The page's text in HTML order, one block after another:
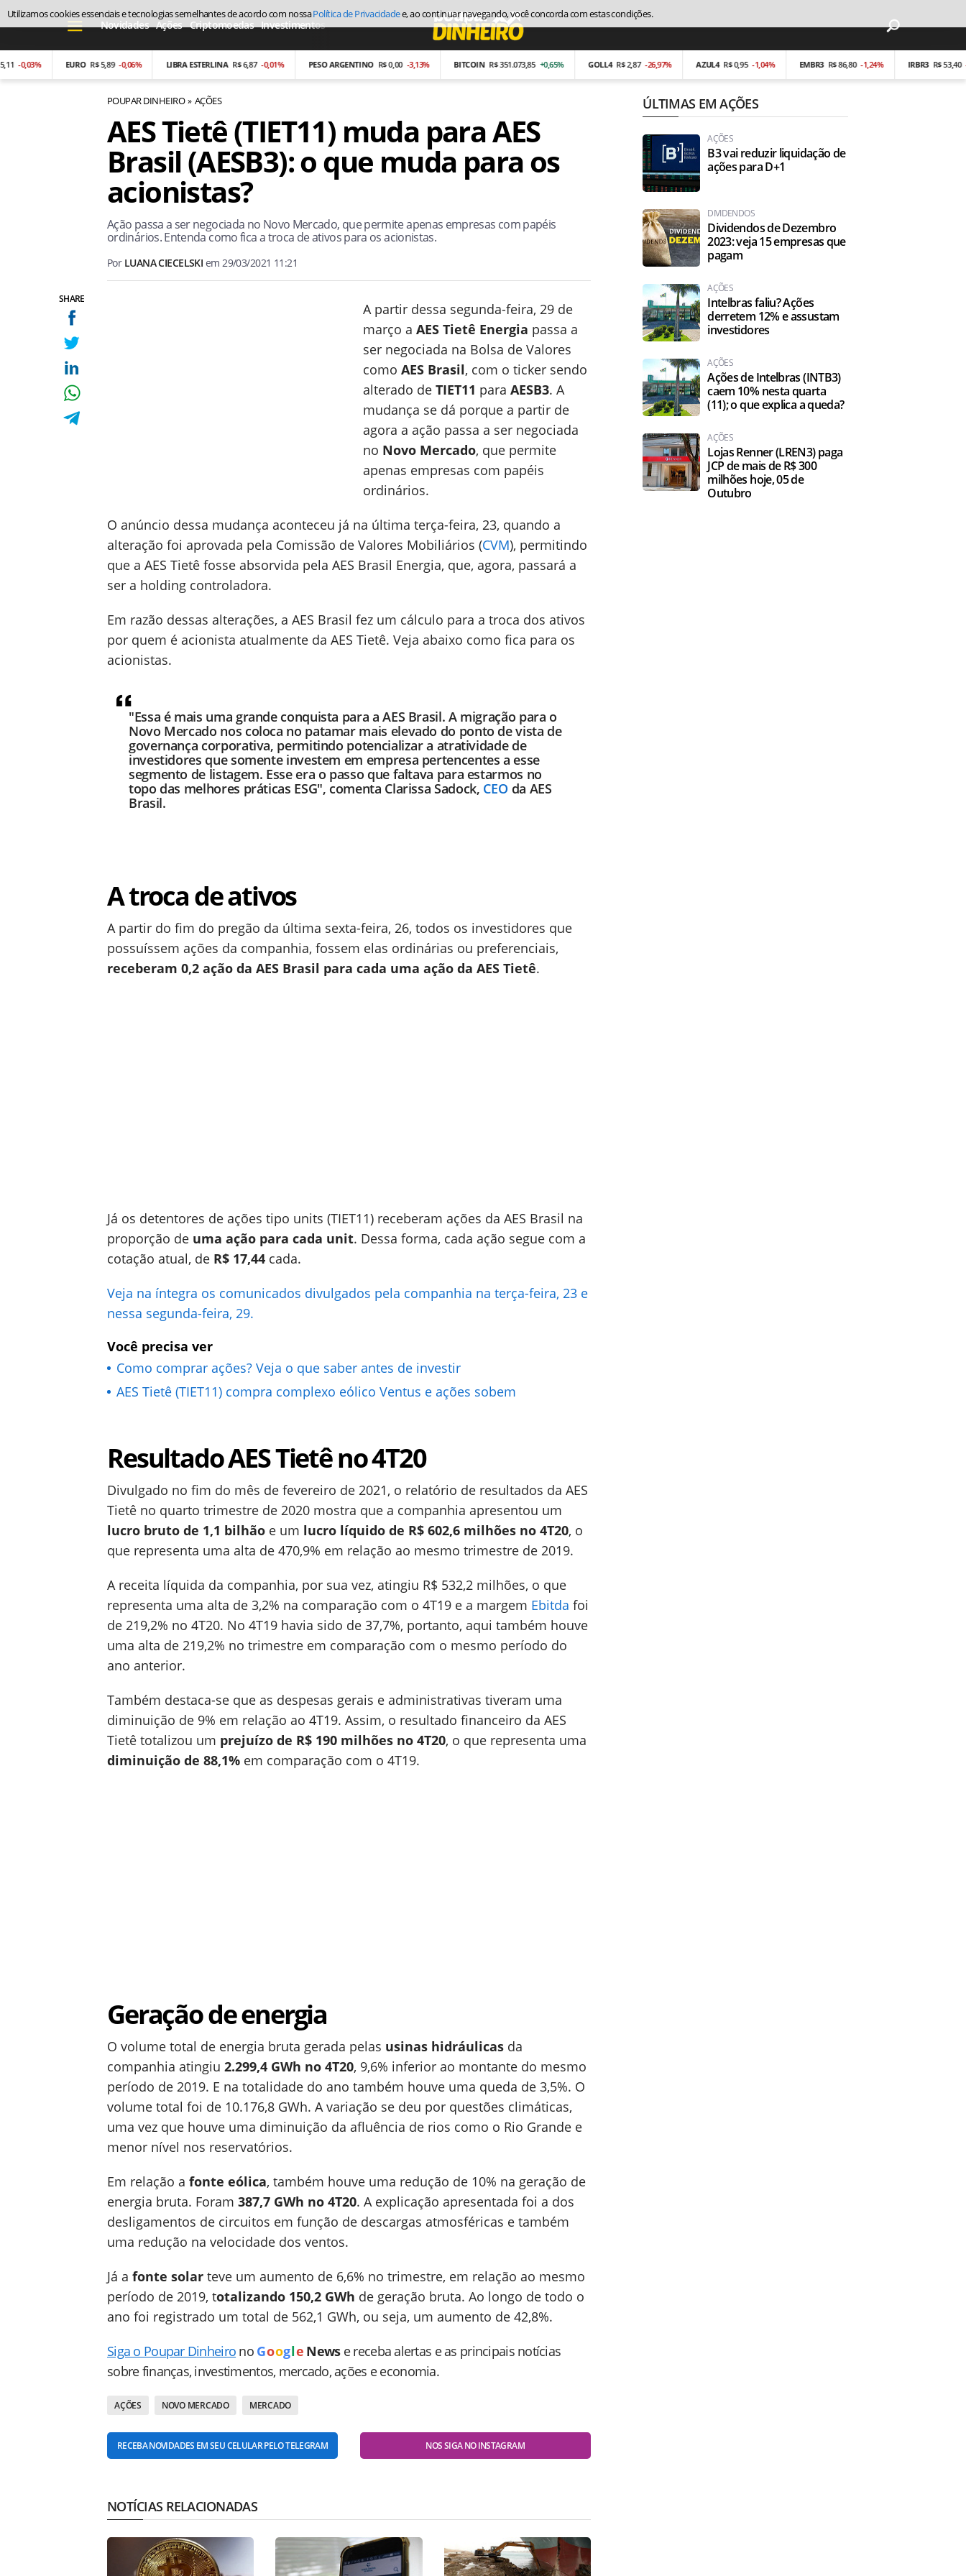
Novidades Ações Criptomoedas Investimentos Economia
EURO R$ 5,89 -0,06% LIBRA ESTERLINA R$ 6,87 -0,01% PESO ARGENTINO R$ 0,00 -3,13% BITCOIN R$ 351.073,85 +0,65% R$ 2,87 -26,97% R$ 0,95 -1,04% EMBR3 R$ 86,80 -1,24% IRBR3 R$ 53,40 -0,19%
POUPAR DINHEIRO AÇÕES
SHARE
AES Tietê (TIET11) muda para AES
Brasil (AESB3): o que muda para os
acionistas?
Ação passa a ser negociada no Novo Mercado, que permite apenas empresas com papéis
ordinários. Entenda como fica a troca de ativos para os acionistas.
Por LUANA CIECELSKI em29/03/2021 11:21
A partir dessa segunda-feira, 29 de
março a AES Tietê Energia passa a
ser negociada na Bolsa de Valores
como AES Brasil, com o ticker sendo
alterado de TIET11 para AESB3. A
mudança se dá porque a partir de
agora a ação passa a ser negociada
no Novo Mercado, que permite
apenas empresas com papéis
ordinários.
O anúncio dessa mudança aconteceu já na última terça-feira, 23, quando a
alteração foi aprovada pela Comissão de Valores Mobiliários (CVM), permitindo
que a AES Tietê fosse absorvida pela AES Brasil Energia, que, agora, passará a
ser a holding controladora.
Em razão dessas alterações, a AES Brasil fez um cálculo para a troca dos ativos
por quem é acionista atualmente da AES Tietê. Veja abaixo como fica para os
acionistas.
"Essa é mais uma grande conquista para a AES Brasil. A migração para o
Novo Mercado nos coloca no patamar mais elevado do ponto de vista de
governança corporativa, permitindo potencializar a atratividade de
investidores que somente investem em empresa pertencentes a esse
segmento de listagem. Esse era o passo que faltava para estarmos no
topo das melhores práticas ESG", comenta Clarissa Sadock, CEO da AES
Brasil.
A troca de ativos
A partir do fim do pregão da última sexta-feira, 26, todos os investidores que
possuíssem ações da companhia, fossem elas ordinárias ou preferenciais,
receberam 0,2 ação da AES Brasil para cada uma ação da AES Tietê.
Já os detentores de ações tipo units (TIET11) receberam ações da AES Brasil na
proporção de uma ação para cada unit. Dessa forma, cada ação segue com a
cotação atual, de R$ 17,44 cada.
Veja na íntegra os comunicados divulgados pela companhia na terça-feira, 23 e
nessa segunda-feira, 29.
Você precisa ver
Como comprar ações? Veja o que saber antes de investir
AES Tietê (TIET11) compra complexo eólico Ventus e ações sobem
Resultado AES Tietê no 4T20
Divulgado no fim do mês de fevereiro de 2021, o relatório de resultados da AES
Tietê no quarto trimestre de 2020 mostra que a companhia apresentou um
lucro bruto de 1,1 bilhão e um lucro líquido de R$ 602,6 milhões no 4T20, o
que representa uma alta de 470,9% em relação ao mesmo trimestre de 2019.
A receita líquida da companhia, por sua vez, atingiu R$ 532,2 milhões, o que
representa uma alta de 3,2% na comparação com o 4T19 e a margem Ebitda foi
de 219,2% no 4T20. No 4T19 havia sido de 37,7%, portanto, aqui também houve
uma alta de 219,2% no trimestre em comparação com o mesmo período do
ano anterior.
Também destaca-se que as despesas gerais e administrativas tiveram uma
diminuição de 9% em relação ao 4T19. Assim, o resultado financeiro da AES
Tietê totalizou um prejuízo de R$ 190 milhões no 4T20, o que representa uma
diminuição de 88,1% em comparação com o 4T19.
Geração de energia
O volume total de energia bruta gerada pelas usinas hidráulicas da
companhia atingiu 2.299,4 GWh no 4T20, 9,6% inferior ao montante do mesmo
período de 2019. E na totalidade do ano também houve uma queda de 3,5%. O
volume total foi de 10.176,8 GWh. A variação se deu por questões climáticas,
uma vez que houve uma diminuição da afluência de rios como o Rio Grande e
menor nível nos reservatórios.
Em relação a fonte eólica, também houve uma redução de 10% na geração de
energia bruta. Foram 387,7 GWh no 4T20. A explicação apresentada foi a dos
desligamentos de circuitos em função de descargas atmosféricas e também
uma redução na velocidade dos ventos.
Já a fonte solar teve um aumento de 6,6% no trimestre, em relação ao mesmo
período de 2019, totalizando 150,2 GWh de geração bruta. Ao longo de todo o
ano foi registrado um total de 562,1 GWh, ou seja, um aumento de 42,8%.
Siga o Poupar Dinheiro no Goog le News e receba alertas e as principais notícias
sobre finanças, investimentos, mercado, ações e economia.
AÇÕES NOVO MERCADO MERCADO
RECEBA NOVIDADES EM SEU CELULAR PELO TELEGRAM NOS SIGA NO INSTAGRAM
NOTÍCIAS RELACIONADAS
ÚLTIMAS EM AÇÕES
AÇÕES
B3 vai reduzir liquidação de
ações para D+1
DIVIDENDOS
Dividendos de Dezembro
2023: veja 15 empresas que
pagam
AÇÕES
Intelbras faliu? Ações
derretem 12% e assustam
investidores
AÇÕES
Ações de Intelbras (INTB3)
caem 10% nesta quarta
(11); o que explica a queda?
AÇÕES
Lojas Renner (LREN3) paga
JCP de mais de R$ 300
milhões hoje, 05 de
Outubro
Utilizamos cookies essenciais e tecnologias semelhantes de acordo com nossaPolítica de Privacidadee, ao continuar navegando, você concorda com estas condições.